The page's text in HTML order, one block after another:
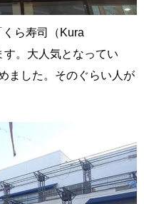
ら寿司（Kura
。大人気となってい
ました。そのぐらい人が